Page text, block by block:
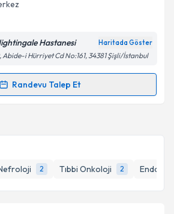
2 Tıbbi Onkoloji 2
işlenmesine ilişkin
ve kişisel verilerimin belirtilen
Hastanesi Haritada Göster
i Hürriyet Cd No:161, 34381 Şişli/İstanbul
Randevu Talep Et
Talebi
e-posta ile bilgilendireceğiz.